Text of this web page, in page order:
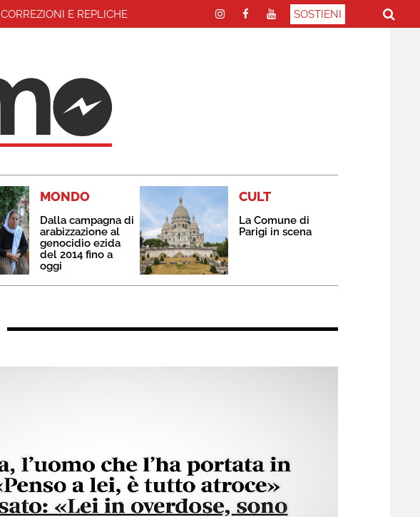
CORREZIONI E REPLICHE SOSTIENI
MONDO
Dalla campagna di
arabizzazione al
genocidio ezida
del 2014 fino a
oggi
CULT
La Comune di
Parigi in scena